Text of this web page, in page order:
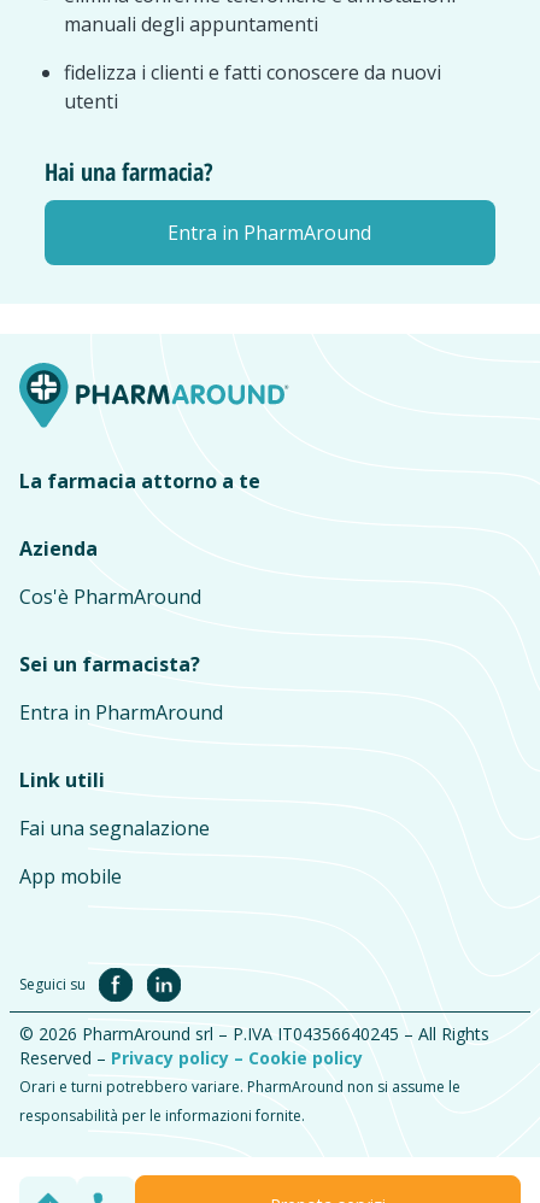
manuali degli appuntamenti
fidelizza i clienti e fatti conoscere da nuovi
utenti
Hai una farmacia?
Entra in PharmAround
La farmacia attorno a te
Azienda
Cos'è PharmAround
Sei un farmacista?
Entra in PharmAround
Link utili
Fai una segnalazione
App mobile
Seguici su
© 2026 PharmAround srl – P.IVA IT04356640245 – All Rights
Reserved – Privacy policy – Cookie policy
Orari e turni potrebbero variare. PharmAround non si assume le
responsabilità per le informazioni fornite.